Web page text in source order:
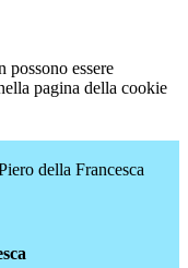
possono essere
pagina della cookie
della Francesca